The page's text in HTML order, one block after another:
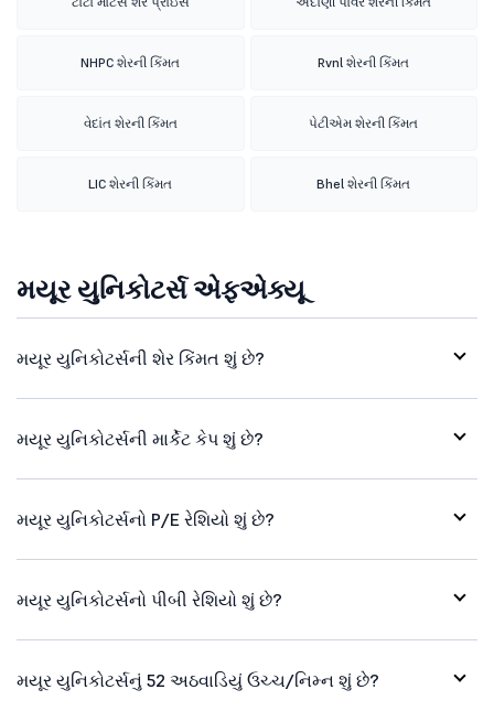
NHPC શેરની કિંમત Rvnl શેરની કિંમત
વેદાંત શેરની કિંમત પેટીએમ શેરની કિંમત
LIC શેરની કિંમત Bhel શેરની કિંમત
મયૂર યુનિકોટર્સ એફએક્યૂ
મયૂર યુનિકોટર્સની શેર કિંમત શું છે?
મયૂર યુનિકોટર્સની માર્કેટ કેપ શું છે?
મયૂર યુનિકોટર્સનો P/E રેશિયો શું છે?
મયૂર યુનિકોટર્સનો પીબી રેશિયો શું છે?
મયૂર યુનિકોટર્સનું 52 અઠવાડિયું ઉચ્ચ/નિમ્ન શું છે?